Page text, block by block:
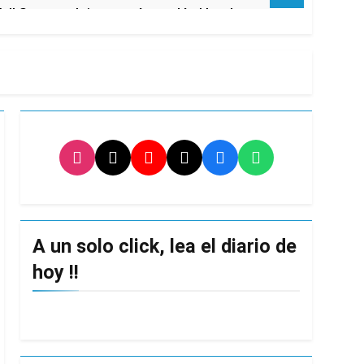
Street y el riesgo país quedó al borde
más bajas de la semana
A un solo click, lea el diario de
hoy !!